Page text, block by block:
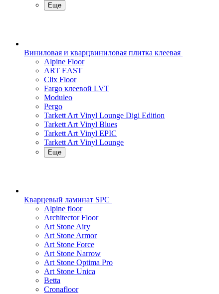
Еще
Виниловая и кварцвиниловая плитка клеевая
Alpine Floor
ART EAST
Clix Floor
Fargo клеевой LVT
Moduleo
Pergo
Tarkett Art Vinyl Lounge Digi Edition
Tarkett Art Vinyl Blues
Tarkett Art Vinyl EPIC
Tarkett Art Vinyl Lounge
Еще
Кварцевый ламинат SPC
Alpine floor
Architector Floor
Art Stone Airy
Art Stone Armor
Art Stone Force
Art Stone Narrow
Art Stone Optima Pro
Art Stone Unica
Betta
Cronafloor